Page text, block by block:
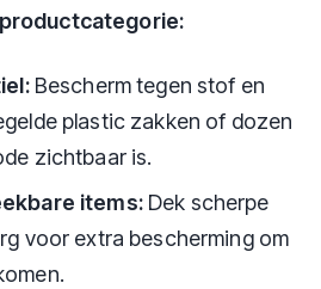
Bescherm tegen stof en
plastic zakken of dozen
zichtbaar is.
items:Dek scherpe
voor extra bescherming om